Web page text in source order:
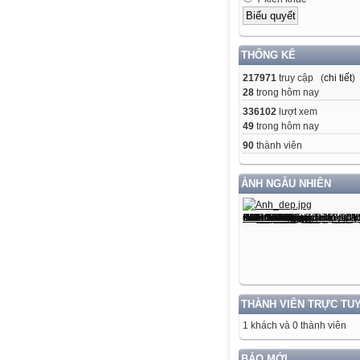
THỐNG KÊ
217971 truy cập (chi tiết)
28 trong hôm nay
336102 lượt xem
49 trong hôm nay
90 thành viên
ẢNH NGẪU NHIÊN
THÀNH VIÊN TRỰC
1 khách và 0 thành viên